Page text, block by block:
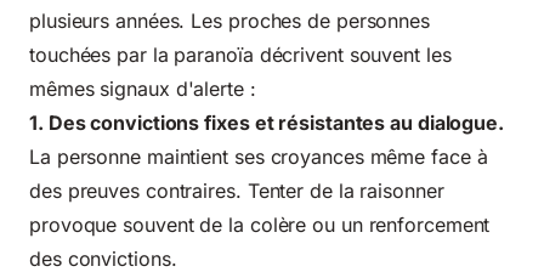
plusieurs années. Les proches de personnes
touchées par la paranoïa décrivent souvent les
mêmes signaux d'alerte :
1. Des convictions fixes et résistantes au dialogue.
La personne maintient ses croyances même face à
des preuves contraires. Tenter de la raisonner
provoque souvent de la colère ou un renforcement
des convictions.